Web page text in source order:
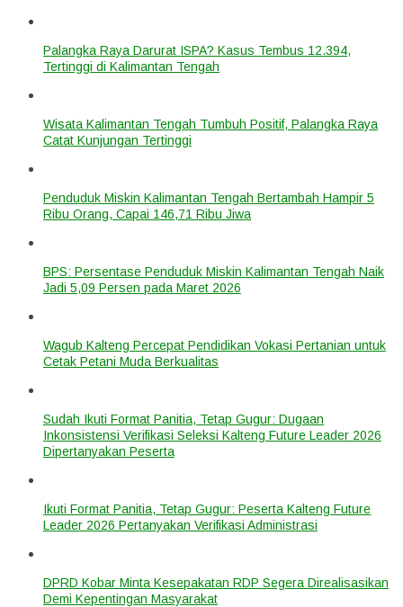
Palangka Raya Darurat ISPA? Kasus Tembus 12.394,
Tertinggi di Kalimantan Tengah
Wisata Kalimantan Tengah Tumbuh Positif, Palangka Raya
Catat Kunjungan Tertinggi
Penduduk Miskin Kalimantan Tengah Bertambah Hampir 5
Ribu Orang, Capai 146,71 Ribu Jiwa
BPS: Persentase Penduduk Miskin Kalimantan Tengah Naik
Jadi 5,09 Persen pada Maret 2026
Wagub Kalteng Percepat Pendidikan Vokasi Pertanian untuk
Cetak Petani Muda Berkualitas
Sudah Ikuti Format Panitia, Tetap Gugur: Dugaan
Inkonsistensi Verifikasi Seleksi Kalteng Future Leader 2026
Dipertanyakan Peserta
Ikuti Format Panitia, Tetap Gugur: Peserta Kalteng Future
Leader 2026 Pertanyakan Verifikasi Administrasi
DPRD Kobar Minta Kesepakatan RDP Segera Direalisasikan
Demi Kepentingan Masyarakat